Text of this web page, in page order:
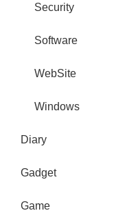
Security
Software
WebSite
Windows
Diary
Gadget
Game